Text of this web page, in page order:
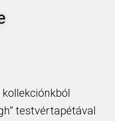
testvértapétával